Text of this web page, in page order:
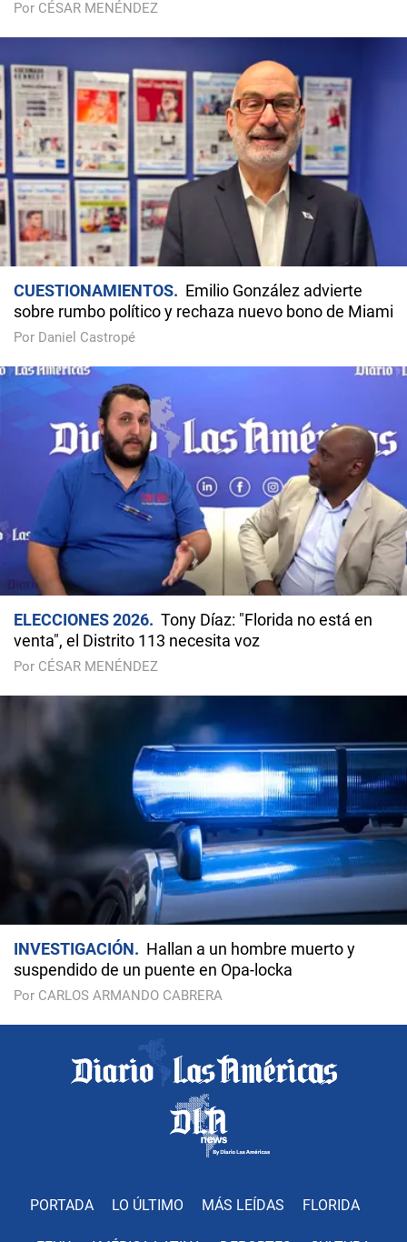
Por CÉSAR MENÉNDEZ
CUESTIONAMIENTOS
Emilio González advierte
sobre rumbo político y rechaza nuevo bono de Miami
Por Daniel Castropé
ELECCIONES 2026
Tony Díaz: "Florida no está en
venta", el Distrito 113 necesita voz
Por CÉSAR MENÉNDEZ
INVESTIGACIÓN
Hallan a un hombre muerto y
suspendido de un puente en Opa-locka
Por CARLOS ARMANDO CABRERA
PORTADA LO ÚLTIMO MÁS LEÍDAS FLORIDA